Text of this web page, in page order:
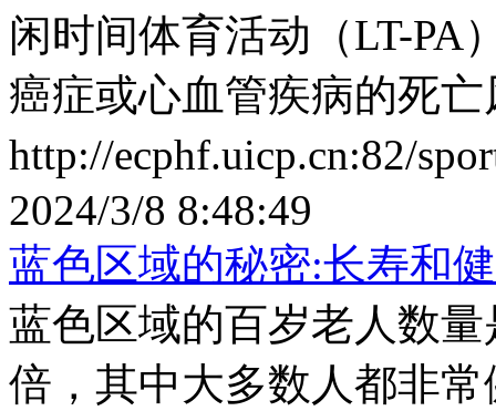
闲时间体育活动（LT-PA
癌症或心血管疾病的死
http://ecphf.uicp.cn:82/
2024/3/8 8:48:49
蓝色区域的秘密:长寿和
蓝色区域的百岁老人数
倍，其中大多数人都非